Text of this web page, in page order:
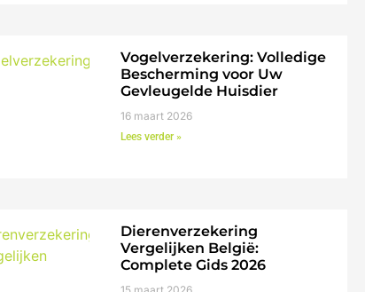
Vogelverzekering: Volledige
Bescherming voor Uw
Gevleugelde Huisdier
16 maart 2026
Lees verder »
Dierenverzekering
Vergelijken België:
Complete Gids 2026